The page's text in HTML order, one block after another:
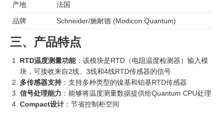
产地 法国
品牌 Schneider/施耐德 (Modicon Quantum)
三、产品特点
RTD温度测量功能：该模块是RTD（电阻温度检测器）输入模
块，可接收来自2线、3线和4线RTD传感器的信号
多传感器支持 ：支持多种类型的镍基和铂基RTD传感器
信号处理能力 ：能够将温度测量数据提供给Quantum CPU处理
Compact设计 ：节省控制柜空间